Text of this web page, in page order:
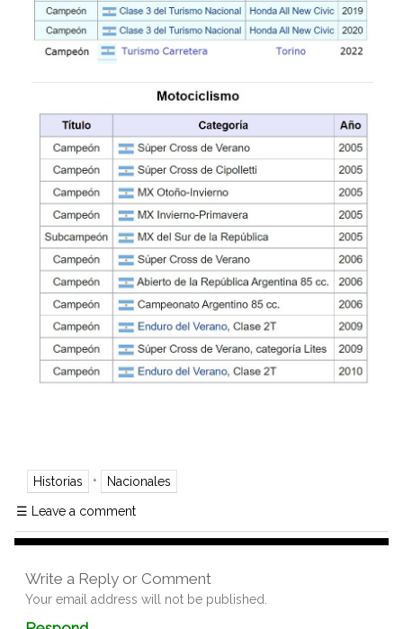
Historias • Nacionales
☰ Leave a comment
Write a Reply or Comment
Your email address will not be published.